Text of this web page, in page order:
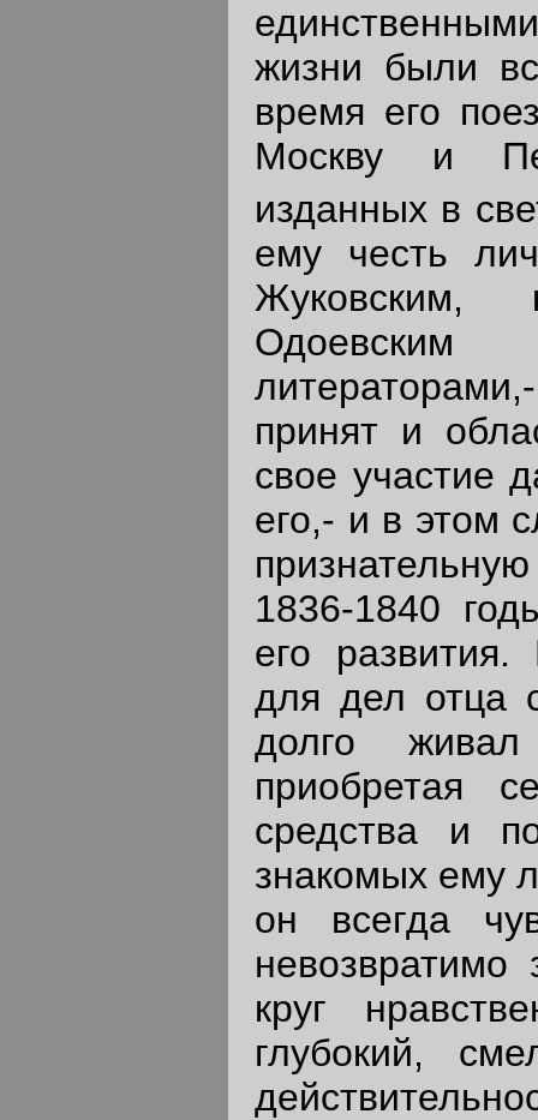
жизни были
время его
Москву и
изданных в
ему честь
Жуковским,
принят и
свое участие
его,- и в этом
1836-1840
его
для дел отца
долго
приобретая
средства и
знакомых ему
он всегда
невозвратимо
круг
глубокий,